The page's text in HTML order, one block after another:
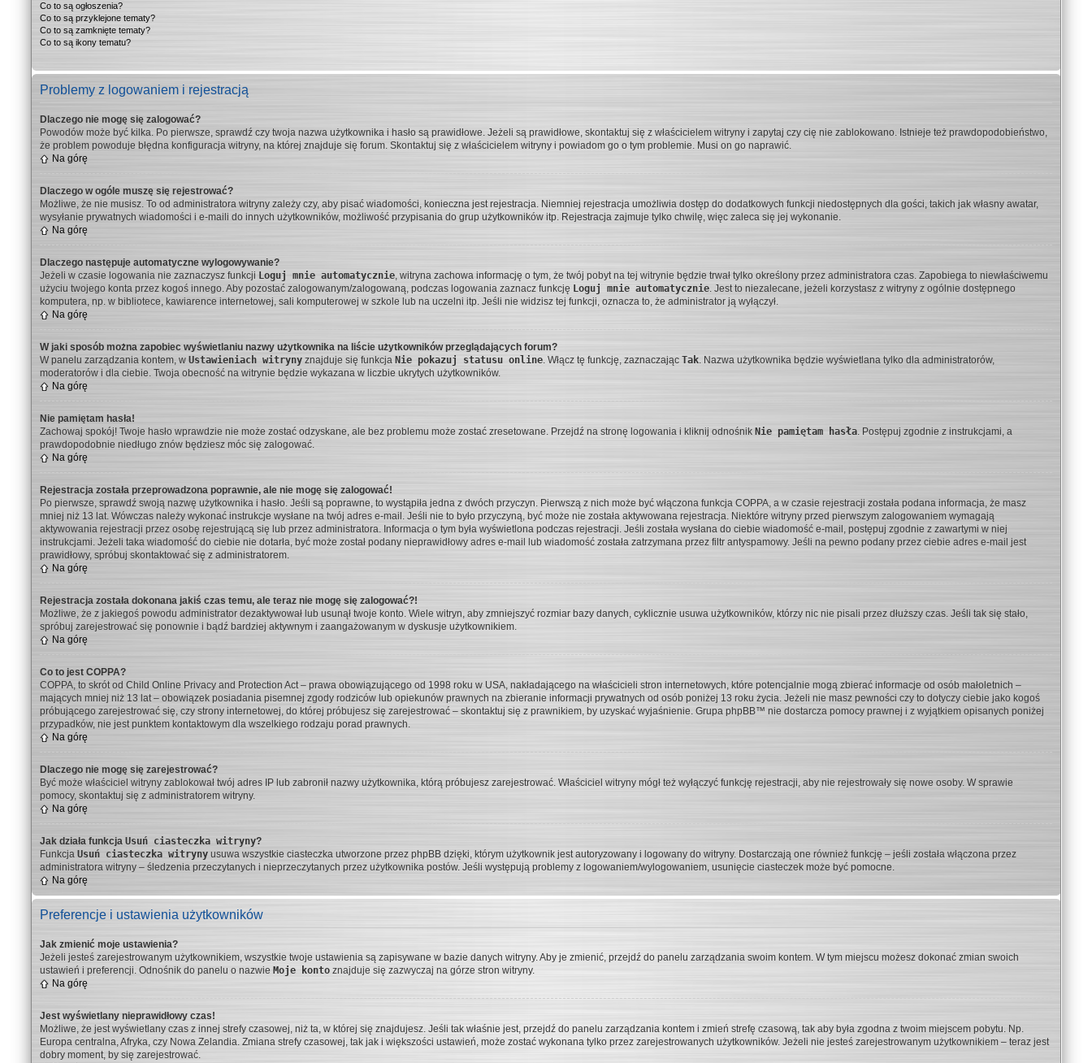
Co to są ogłoszenia?
Co to są przyklejone tematy?
Co to są zamknięte tematy?
Co to są ikony tematu?
Problemy z logowaniem i rejestracją
Dlaczego nie mogę się zalogować?
Powodów może być kilka. Po pierwsze, sprawdź czy twoja nazwa użytkownika i hasło są prawidłowe. Jeżeli są prawidłowe, skontaktuj się z właścicielem witryny i zapytaj czy cię nie zablokowano. Istnieje też prawdopodobieństwo,
że problem powoduje błędna konfiguracja witryny, na której znajduje się forum. Skontaktuj się z właścicielem witryny i powiadom go o tym problemie. Musi on go naprawić.
Na górę
Dlaczego w ogóle muszę się rejestrować?
Możliwe, że nie musisz. To od administratora witryny zależy czy, aby pisać wiadomości, konieczna jest rejestracja. Niemniej rejestracja umożliwia dostęp do dodatkowych funkcji niedostępnych dla gości, takich jak własny awatar,
wysyłanie prywatnych wiadomości i e-maili do innych użytkowników, możliwość przypisania do grup użytkowników itp. Rejestracja zajmuje tylko chwilę, więc zaleca się jej wykonanie.
Na górę
Dlaczego następuje automatyczne wylogowywanie?
Jeżeli w czasie logowania nie zaznaczysz funkcji Loguj mnie automatycznie, witryna zachowa informację o tym, że twój pobyt na tej witrynie będzie trwał tylko określony przez administratora czas. Zapobiega to niewłaściwemu
użyciu twojego konta przez kogoś innego. Aby pozostać zalogowanym/zalogowaną, podczas logowania zaznacz funkcję Loguj mnie automatycznie. Jest to niezalecane, jeżeli korzystasz z witryny z ogólnie dostępnego
komputera, np. w bibliotece, kawiarence internetowej, sali komputerowej w szkole lub na uczelni itp. Jeśli nie widzisz tej funkcji, oznacza to, że administrator ją wyłączył.
Na górę
W jaki sposób można zapobiec wyświetlaniu nazwy użytkownika na liście użytkowników przeglądających forum?
W panelu zarządzania kontem, wUstawieniach witryny znajduje się funkcja Nie pokazuj statusu online. Włącz tę funkcję, zaznaczającTak. Nazwa użytkownika będzie wyświetlana tylko dla administratorów,
moderatorów i dla ciebie. Twoja obecność na witrynie będzie wykazana w liczbie ukrytych użytkowników.
Na górę
Nie pamiętam hasła!
Zachowaj spokój! Twoje hasło wprawdzie nie może zostać odzyskane, ale bez problemu może zostać zresetowane. Przejdź na stronę logowania i kliknij odnośnik Nie pamiętam hasła. Postępuj zgodnie z instrukcjami, a
prawdopodobnie niedługo znów będziesz móc się zalogować.
Na górę
Rejestracja została przeprowadzona poprawnie, ale nie mogę się zalogować!
Po pierwsze, sprawdź swoją nazwę użytkownika i hasło. Jeśli są poprawne, to wystąpiła jedna z dwóch przyczyn. Pierwszą z nich może być włączona funkcja COPPA, a w czasie rejestracji została podana informacja, że masz
mniej niż 13 lat. Wówczas należy wykonać instrukcje wysłane na twój adres e-mail. Jeśli nie to było przyczyną, być może nie została aktywowana rejestracja. Niektóre witryny przed pierwszym zalogowaniem wymagają
aktywowania rejestracji przez osobę rejestrującą się lub przez administratora. Informacja o tym była wyświetlona podczas rejestracji. Jeśli została wysłana do ciebie wiadomość e-mail, postępuj zgodnie z zawartymi w niej
instrukcjami. Jeżeli taka wiadomość do ciebie nie dotarła, być może został podany nieprawidłowy adres e-mail lub wiadomość została zatrzymana przez filtr antyspamowy. Jeśli na pewno podany przez ciebie adres e-mail jest
prawidłowy, spróbuj skontaktować się z administratorem.
Na górę
Rejestracja została dokonana jakiś czas temu, ale teraz nie mogę się zalogować?!
Możliwe, że z jakiegoś powodu administrator dezaktywował lub usunął twoje konto. Wiele witryn, aby zmniejszyć rozmiar bazy danych, cyklicznie usuwa użytkowników, którzy nic nie pisali przez dłuższy czas. Jeśli tak się stało,
spróbuj zarejestrować się ponownie i bądź bardziej aktywnym i zaangażowanym w dyskusje użytkownikiem.
Na górę
Co to jest COPPA?
COPPA, to skrót od Child Online Privacy and Protection Act – prawa obowiązującego od 1998 roku w USA, nakładającego na właścicieli stron internetowych, które potencjalnie mogą zbierać informacje od osób małoletnich –
mających mniej niż 13 lat – obowiązek posiadania pisemnej zgody rodziców lub opiekunów prawnych na zbieranie informacji prywatnych od osób poniżej 13 roku życia. Jeżeli nie masz pewności czy to dotyczy ciebie jako kogoś
próbującego zarejestrować się, czy strony internetowej, do której próbujesz się zarejestrować – skontaktuj się z prawnikiem, by uzyskać wyjaśnienie. Grupa phpBB™ nie dostarcza pomocy prawnej i z wyjątkiem opisanych poniżej
przypadków, nie jest punktem kontaktowym dla wszelkiego rodzaju porad prawnych.
Na górę
Dlaczego nie mogę się zarejestrować?
Być może właściciel witryny zablokował twój adres IP lub zabronił nazwy użytkownika, którą próbujesz zarejestrować. Właściciel witryny mógł też wyłączyć funkcję rejestracji, aby nie rejestrowały się nowe osoby. W sprawie
pomocy, skontaktuj się z administratorem witryny.
Na górę
Jak działa funkcjaUsuń ciasteczka witryny?
FunkcjaUsuń ciasteczka witryny usuwa wszystkie ciasteczka utworzone przez phpBB dzięki, którym użytkownik jest autoryzowany i logowany do witryny. Dostarczają one również funkcję – jeśli została włączona przez
administratora witryny – śledzenia przeczytanych i nieprzeczytanych przez użytkownika postów. Jeśli występują problemy z logowaniem/wylogowaniem, usunięcie ciasteczek może być pomocne.
Na górę
Preferencje i ustawienia użytkowników
Jak zmienić moje ustawienia?
Jeżeli jesteś zarejestrowanym użytkownikiem, wszystkie twoje ustawienia są zapisywane w bazie danych witryny. Aby je zmienić, przejdź do panelu zarządzania swoim kontem. W tym miejscu możesz dokonać zmian swoich
ustawień i preferencji. Odnośnik do panelu o nazwie Moje konto znajduje się zazwyczaj na górze stron witryny.
Na górę
Jest wyświetlany nieprawidłowy czas!
Możliwe, że jest wyświetlany czas z innej strefy czasowej, niż ta, w której się znajdujesz. Jeśli tak właśnie jest, przejdź do panelu zarządzania kontem i zmień strefę czasową, tak aby była zgodna z twoim miejscem pobytu. Np.
Europa centralna, Afryka, czy Nowa Zelandia. Zmiana strefy czasowej, tak jak i większości ustawień, może zostać wykonana tylko przez zarejestrowanych użytkowników. Jeżeli nie jesteś zarejestrowanym użytkownikiem – teraz jest
dobry moment, by się zarejestrować.